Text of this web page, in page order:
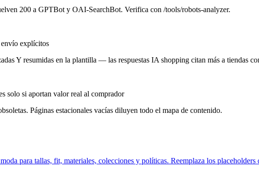
200 a GPTBot y OAI-SearchBot. Verifica con /tools/robots-analyzer.
explícitos
Y resumidas en la plantilla — las respuestas IA shopping citan más a tiendas
solo si aportan valor real al comprador
Páginas estacionales vacías diluyen todo el mapa de contenido.
para tallas, fit, materiales, colecciones y políticas. Reemplaza los